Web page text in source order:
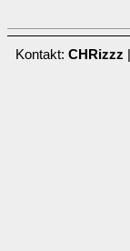
Kontakt: CHRizzz